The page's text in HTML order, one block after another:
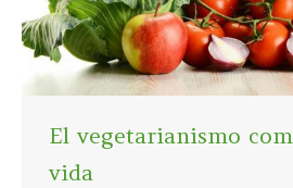
El vegetarianismo
vida